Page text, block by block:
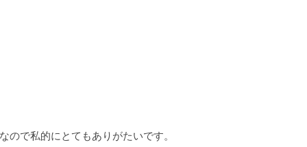
で私的にとてもありがたいです。